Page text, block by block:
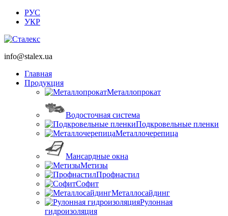
РУС
УКР
info@stalex.ua
Главная
Продукция
Металлопрокат
Водосточная система
Подкровельные пленки
Металлочерепица
Мансардные окна
Метизы
Профнастил
Софит
Металлосайдинг
Рулонная
гидроизоляция